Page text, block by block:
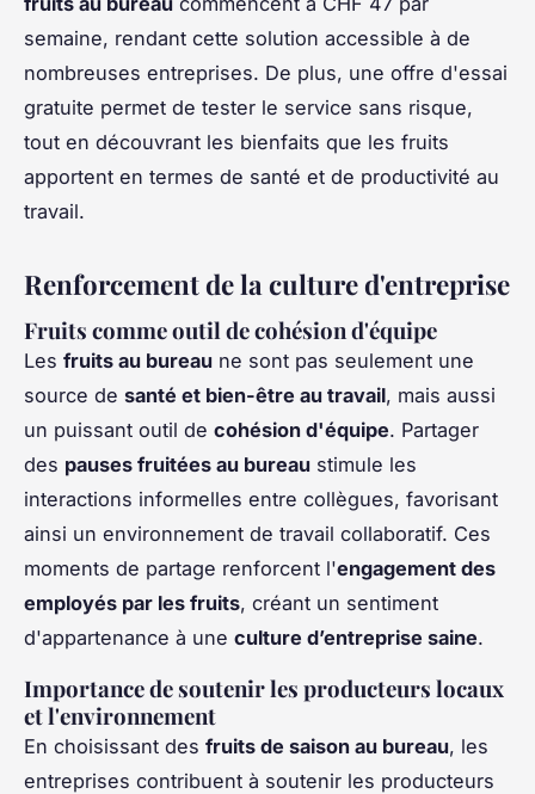
semaine, rendant cette solution accessible à de
nombreuses entreprises. De plus, une offre d'essai
gratuite permet de tester le service sans risque,
tout en découvrant les bienfaits que les fruits
apportent en termes de santé et de productivité au
travail.
Renforcement de la culture d'entreprise
Fruits comme outil de cohésion d'équipe
Les fruits au bureau ne sont pas seulement une
source de santé et bien-être au travail, mais aussi
un puissant outil de cohésion d'équipe. Partager
des pauses fruitées au bureau stimule les
interactions informelles entre collègues, favorisant
ainsi un environnement de travail collaboratif. Ces
moments de partage renforcent l'engagement des
employés par les fruits, créant un sentiment
d'appartenance à une culture d’entreprise saine.
Importance de soutenir les producteurs locaux
et l'environnement
En choisissant des fruits de saison au bureau, les
entreprises contribuent à soutenir les producteurs